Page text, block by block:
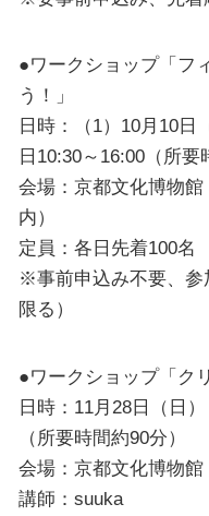
●ワークショップ「フ
う！」
日時：（1）10月10
日10:30～16:00（所要
会場：京都文化博物
内）
定員：各日先着100名
※事前申込み不要、参
限る）
●ワークショップ「ク
日時：11月28日（日
（所要時間約90分）
会場：京都文化博物
講師：suuka